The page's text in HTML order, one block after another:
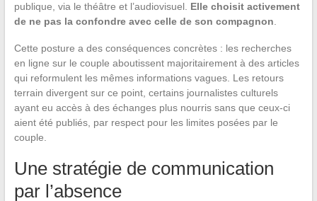
publique, via le théâtre et l’audiovisuel. Elle choisit activement
de ne pas la confondre avec celle de son compagnon.
Cette posture a des conséquences concrètes : les recherches
en ligne sur le couple aboutissent majoritairement à des articles
qui reformulent les mêmes informations vagues. Les retours
terrain divergent sur ce point, certains journalistes culturels
ayant eu accès à des échanges plus nourris sans que ceux-ci
aient été publiés, par respect pour les limites posées par le
couple.
Une stratégie de communication
par l’absence